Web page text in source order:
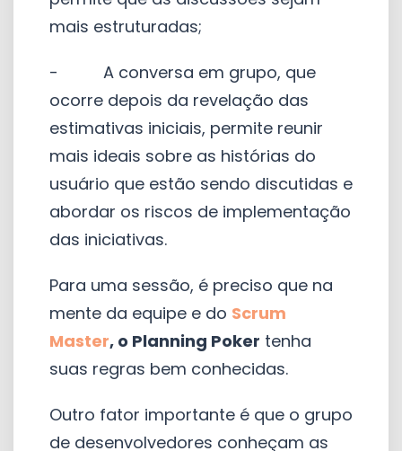
mais estruturadas;
- A conversa em grupo, que
ocorre depois da revelação das
estimativas iniciais, permite reunir
mais ideais sobre as histórias do
usuário que estão sendo discutidas e
abordar os riscos de implementação
das iniciativas.
Para uma sessão, é preciso que na
mente da equipe e do Scrum
Master, o Planning Poker tenha
suas regras bem conhecidas.
Outro fator importante é que o grupo
de desenvolvedores conheçam as